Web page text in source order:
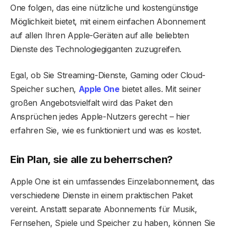
One folgen, das eine nützliche und kostengünstige
Möglichkeit bietet, mit einem einfachen Abonnement
auf allen Ihren Apple-Geräten auf alle beliebten
Dienste des Technologiegiganten zuzugreifen.
Egal, ob Sie Streaming-Dienste, Gaming oder Cloud-
Speicher suchen, Apple Onebietet alles. Mit seiner
großen Angebotsvielfalt wird das Paket den
Ansprüchen jedes Apple-Nutzers gerecht – hier
erfahren Sie, wie es funktioniert und was es kostet.
Ein Plan, sie alle zu beherrschen?
Apple One ist ein umfassendes Einzelabonnement, das
verschiedene Dienste in einem praktischen Paket
vereint. Anstatt separate Abonnements für Musik,
Fernsehen, Spiele und Speicher zu haben, können Sie